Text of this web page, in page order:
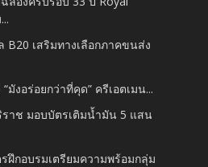
B20 เสริมทางเลือกภาคขนส่ง
“มังอร่อยกว่าที่คุด” ครีเอตเมน...
ราช มอบบัตรเติมน้ำมัน 5 แสน
ฝึกอบรมเตรียมความพร้อมกลุ่ม